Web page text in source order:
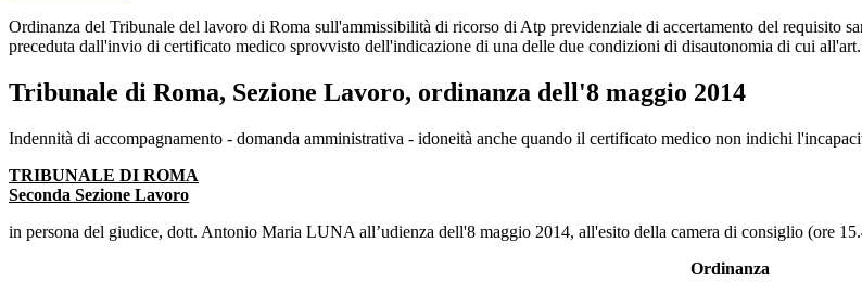
Ordinanza del Tribunale del lavoro di Roma sull'ammissibilità di ricorso di Atp previdenziale di accertamento del requisito
preceduta dall'invio di certificato medico sprovvisto dell'indicazione di una delle due condizioni di disautonomia di cui
Tribunale di Roma, Sezione Lavoro, ordinanza dell'8 maggio 2014
Tribunale di Roma, Sezione Lavoro, ordinanza dell'8 maggio 2014
Indennità di accompagnamento - domanda amministrativa - idoneità anche quando il certificato medico non indichi
TRIBUNALE DI ROMA
Seconda Sezione Lavoro
in persona del giudice, dott. Antonio Maria LUNA all’udienza dell'8 maggio 2014, all'esito della camera di consiglio (ore
Ordinanza